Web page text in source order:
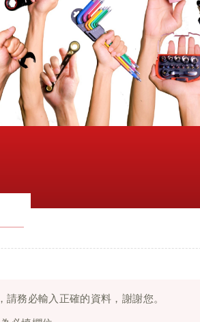
務必輸入正確的資料，謝謝您。